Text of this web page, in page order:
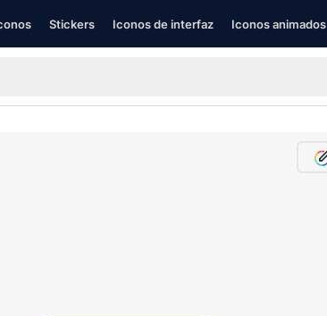
Stickers Iconos de interfaz Iconos animados